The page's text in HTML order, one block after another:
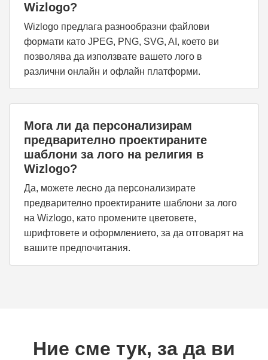
Wizlogo?
Wizlogo предлага разнообразни файлови
формати като JPEG, PNG, SVG, AI, което ви
позволява да използвате вашето лого в
различни онлайн и офлайн платформи.
Мога ли да персонализирам
предварително проектираните
шаблони за лого на религия в
Wizlogo?
Да, можете лесно да персонализирате
предварително проектираните шаблони за лого
на Wizlogo, като промените цветовете,
шрифтовете и оформлението, за да отговарят на
вашите предпочитания.
Ние сме тук, за да ви